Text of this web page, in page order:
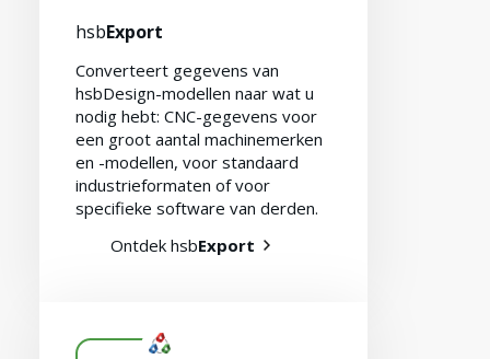
Contact opnemen
hsbExport
Converteert gegevens van
hsbDesign-modellen naar wat u
nodig hebt: CNC-gegevens voor
een groot aantal machinemerken
en -modellen, voor standaard
industrieformaten of voor
specifieke software van derden.
Ontdek hsbExport